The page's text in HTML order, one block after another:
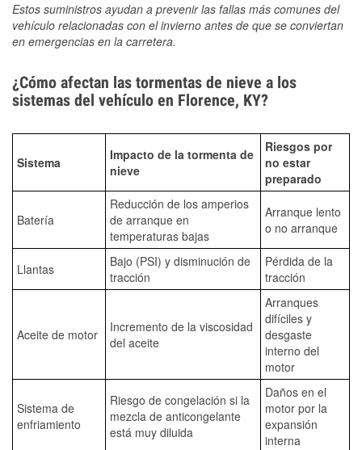
Estos suministros ayudan a prevenir las fallas más comunes del
vehículo relacionadas con el invierno antes de que se conviertan
en emergencias en la carretera.
¿Cómo afectan las tormentas de nieve a los
sistemas del vehículo en Florence, KY?
Sistema
Impacto de la tormenta de
nieve
Riesgos por
no estar
preparado
Batería
Reducción de los amperios
de arranque en
temperaturas bajas
Arranque lento
o no arranque
Llantas
Bajo (PSI) y disminución de
tracción
Pérdida de la
tracción
Aceite de motor
Incremento de la viscosidad
del aceite
Arranques
difíciles y
desgaste
interno del
motor
Sistema de
enfriamiento
Riesgo de congelación si la
mezcla de anticongelante
está muy diluida
Daños en el
motor por la
expansión
interna